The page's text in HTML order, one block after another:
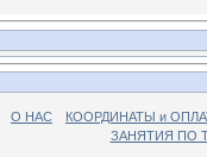
О НАС
КООРДИНАТЫ и
ЗАНЯТИЯ ПО